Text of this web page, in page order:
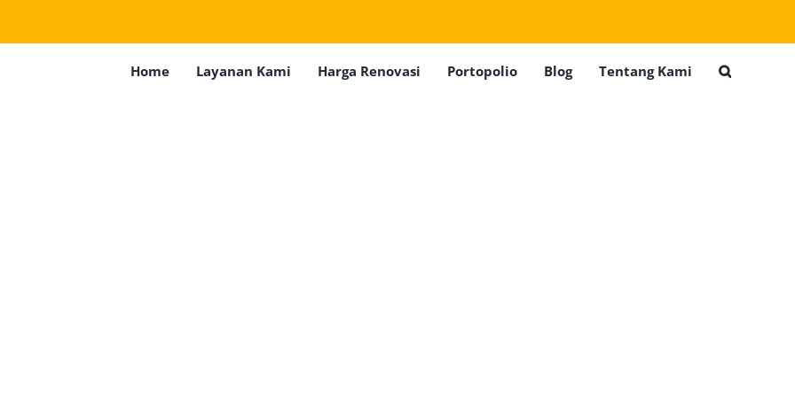
Home Layanan Kami Harga Renovasi Portopolio Blog Tentang Kami